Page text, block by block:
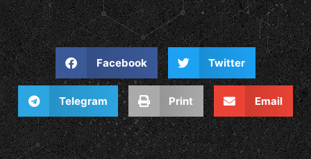
Facebook Twitter
Telegram Print Email